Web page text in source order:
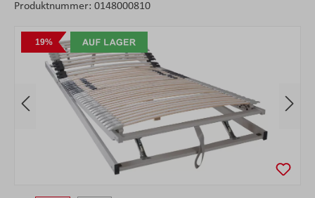
19%
Bildergalerie überspringen
Produktnummer: 0148000810